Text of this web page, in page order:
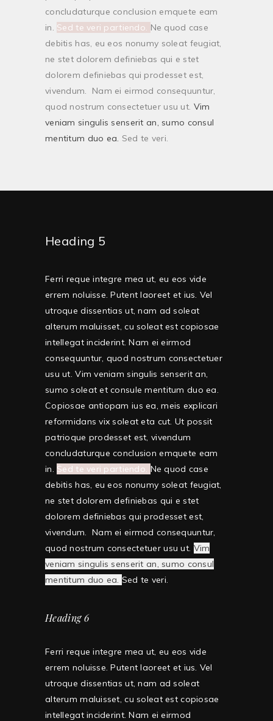
concludaturque conclusion emquete eam
in. Sed te veri partiendo. Ne quod case
debitis has, eu eos nonumy soleat feugiat,
ne stet dolorem definiebas qui e stet
dolorem definiebas qui prodesset est,
vivendum. Nam ei eirmod consequuntur,
quod nostrum consectetuer usu ut. Vim
veniam singulis senserit an, sumo consul
mentitum duo ea. Sed te veri.
Heading 5
Ferri reque integre mea ut, eu eos vide
errem noluisse. Putent laoreet et ius. Vel
utroque dissentias ut, nam ad soleat
alterum maluisset, cu soleat est copiosae
intellegat inciderint.Nam ei eirmod
consequuntur, quod nostrum consectetuer
usu ut.Vim veniam singulis senserit an,
sumo soleat et consule mentitum duo ea.
Copiosae antiopam ius ea, meis explicari
reformidans vix soleat eta cut. Ut possit
patrioque prodesset est, vivendum
concludaturque conclusion emquete eam
in. Sed te veri partiendo. Ne quod case
debitis has, eu eos nonumy soleat feugiat,
ne stet dolorem definiebas qui e stet
dolorem definiebas qui prodesset est,
vivendum. Nam ei eirmod consequuntur,
quod nostrum consectetuer usu ut. Vim
veniam singulis senserit an, sumo consul
mentitum duo ea. Sed te veri.
Heading 6
Ferri reque integre mea ut, eu eos vide
errem noluisse. Putent laoreet et ius. Vel
utroque dissentias ut, nam ad soleat
alterum maluisset, cu soleat est copiosae
intellegat inciderint.Nam ei eirmod